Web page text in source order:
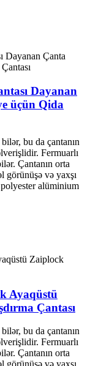
Dayanan
üçün Qida
bu da çantanın
Fermuarlı
Çantanın orta
görünüşə və yaxşı
alüminium
Ayaqüstü
Çantası
bu da çantanın
Fermuarlı
Çantanın orta